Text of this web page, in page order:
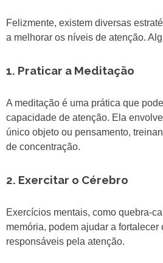
Felizmente, existem diversas
a melhorar os níveis de atenção.
1. Praticar a Meditação
A meditação é uma prática que
capacidade de atenção. Ela
único objeto ou pensamento,
de concentração.
2. Exercitar o Cérebro
Exercícios mentais, como quebra-
memória, podem ajudar a
responsáveis pela atenção.